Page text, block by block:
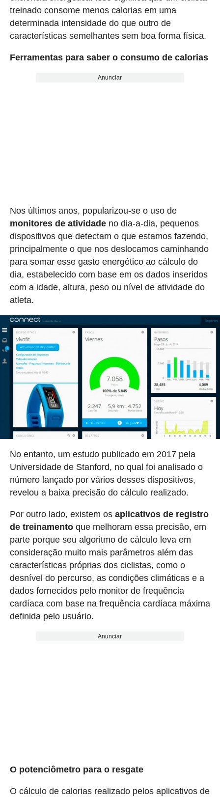
treinado consome menos calorias em uma
determinada intensidade do que outro de
características semelhantes sem boa forma física.
Ferramentas para saber o consumo de calorias
Anunciar
Nos últimos anos, popularizou-se o uso de
monitores de atividadeno dia-a-dia, pequenos
dispositivos que detectam o que estamos fazendo,
principalmente o que nos deslocamos caminhando
para somar esse gasto energético ao cálculo do
dia, estabelecido com base em os dados inseridos
com a idade, altura, peso ou nível de atividade do
atleta.
No entanto, um estudo publicado em 2017 pela
Universidade de Stanford, no qual foi analisado o
número lançado por vários desses dispositivos,
revelou a baixa precisão do cálculo realizado.
Por outro lado, existem os aplicativos de registro
de treinamentoque melhoram essa precisão, em
parte porque seu algoritmo de cálculo leva em
consideração muito mais parâmetros além das
características próprias dos ciclistas, como o
desnível do percurso, as condições climáticas e a
dados fornecidos pelo monitor de frequência
cardíaca com base na frequência cardíaca máxima
definida pelo usuário.
Anunciar
O potenciômetro para o resgate
O cálculo de calorias realizado pelos aplicativos de